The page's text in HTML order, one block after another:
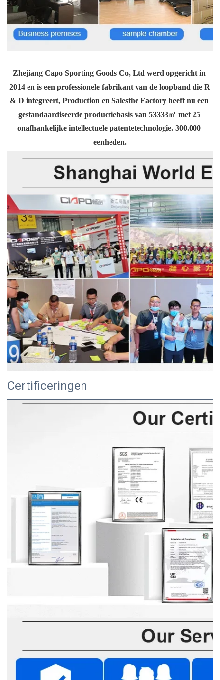
Zhejiang Capo Sporting Goods Co, Ltd werd opgericht in
2014 en is een professionele fabrikant van de loopband die R
& D integreert, Production en Salesthe Factory heeft nu een
gestandaardiseerde productiebasis van 53333㎡ met 25
onafhankelijke intellectuele patentetechnologie. 300.000
Certificeringen